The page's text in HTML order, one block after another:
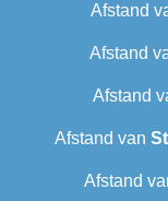
Afstand
Afstand
Afstand
Afstand van
Afstand